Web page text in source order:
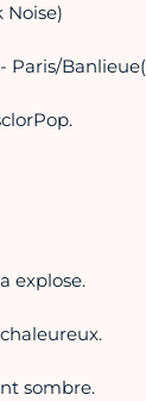
Noise)
Paris/
explose.
sombre.